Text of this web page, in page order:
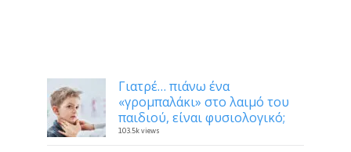
Γιατρέ… πιάνω ένα
«γρομπαλάκι» στο λαιμό του
παιδιού, είναι φυσιολογικό;
103.5k views